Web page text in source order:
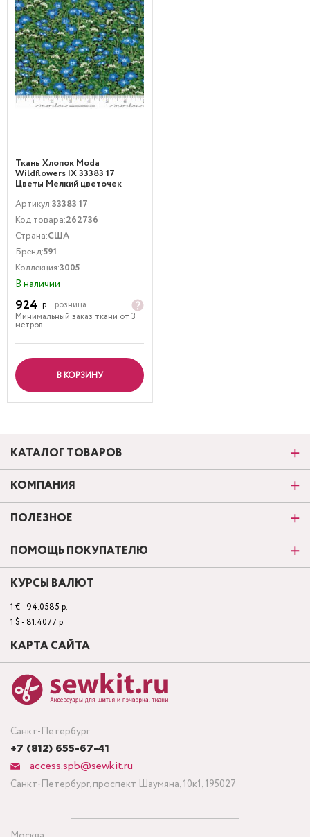
Ткань Хлопок Moda
Wildflowers IX 33383 17
Цветы Мелкий цветочек
Артикул:33383 17
Код товара:262736
Страна:США
Бренд:591
Коллекция:3005
В наличии
924 р.
розница
Минимальный заказ ткани от 3
метров
В КОРЗИНУ
Санкт-Петербург
+7 (812) 655-67-41
access.spb@sewkit.ru
Санкт-Петербург, проспект Шаумяна, 10к1, 195027
КАТАЛОГ ТОВАРОВ
КОМПАНИЯ
ПОЛЕЗНОЕ
ПОМОЩЬ ПОКУПАТЕЛЮ
КУРСЫ ВАЛЮТ
1 € - 94.0585 р.
1 $ - 81.4077 р.
КАРТА САЙТА